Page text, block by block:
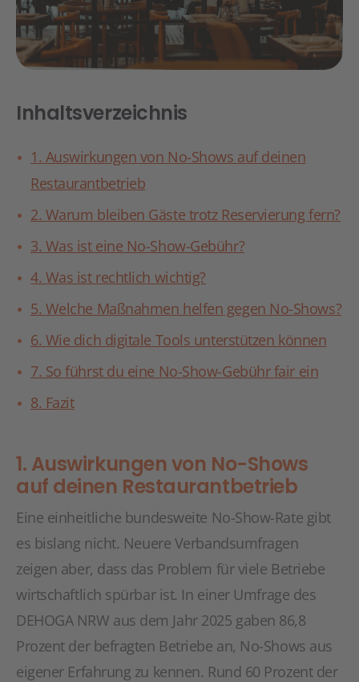
Inhaltsverzeichnis
1. Auswirkungen von No-Shows auf deinen
Restaurantbetrieb
2. Warum bleiben Gäste trotz Reservierung fern?
3. Was ist eine No-Show-Gebühr?
4. Was ist rechtlich wichtig?
5. Welche Maßnahmen helfen gegen No-Shows?
6. Wie dich digitale Tools unterstützen können
7. So führst du eine No-Show-Gebühr fair ein
8. Fazit
1. Auswirkungen von No-Shows
auf deinen Restaurantbetrieb
Eine einheitliche bundesweite No-Show-Rate gibt
es bislang nicht. Neuere Verbandsumfragen
zeigen aber, dass das Problem für viele Betriebe
wirtschaftlich spürbar ist. In einer Umfrage des
DEHOGA NRW aus dem Jahr 2025 gaben 86,8
Prozent der befragten Betriebe an, No-Shows aus
eigener Erfahrung zu kennen. Rund 60 Prozent der